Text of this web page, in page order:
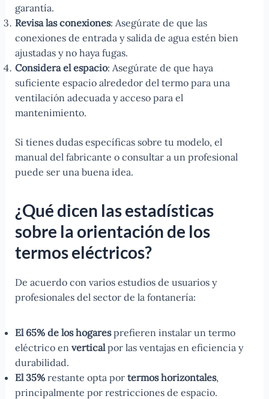
garantía.
Revisa las conexiones: Asegúrate de que las
conexiones de entrada y salida de agua estén bien
ajustadas y no haya fugas.
Considera el espacio: Asegúrate de que haya
suficiente espacio alrededor del termo para una
ventilación adecuada y acceso para el
mantenimiento.
Si tienes dudas específicas sobre tu modelo, el
manual del fabricante o consultar a un profesional
puede ser una buena idea.
¿Qué dicen las estadísticas
sobre la orientación de los
termos eléctricos?
De acuerdo con varios estudios de usuarios y
profesionales del sector de la fontanería:
El 65% de los hogaresprefieren instalar un termo
eléctrico en verticalpor las ventajas en eficiencia y
durabilidad.
El 35%restante opta por termos horizontales,
principalmente por restricciones de espacio.